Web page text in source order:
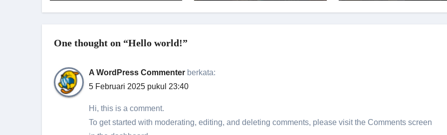
One thought on “Hello world!”
A WordPress Commenter berkata:
5 Februari 2025 pukul 23:40
Hi, this is a comment.
To get started with moderating, editing, and deleting comments, please visit the Comments screen